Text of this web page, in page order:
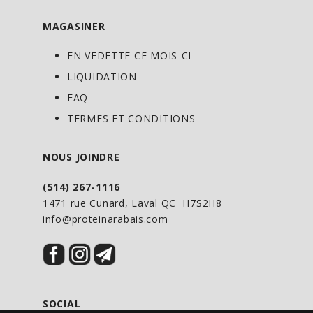
MAGASINER
EN VEDETTE CE MOIS-CI
LIQUIDATION
FAQ
TERMES ET CONDITIONS
NOUS JOINDRE
(514) 267-1116
1471 rue Cunard, Laval QC H7S2H8
info@proteinarabais.com
SOCIAL